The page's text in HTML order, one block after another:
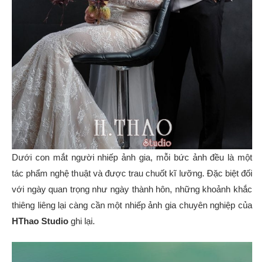
Dưới con mắt người nhiếp ảnh gia, mỗi bức ảnh đều là một
tác phẩm nghệ thuật và được trau chuốt kĩ lưỡng. Đặc biệt đối
với ngày quan trọng như ngày thành hôn, những khoảnh khắc
thiêng liêng lại càng cần một nhiếp ảnh gia chuyên nghiệp của
HThao Studio ghi lại.